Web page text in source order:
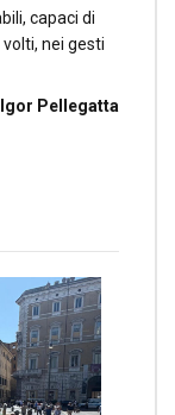
capaci di
nei gesti
Igor Pellegatta